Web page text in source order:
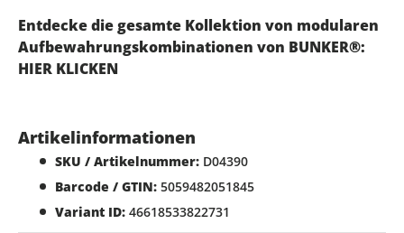
Entdecke die gesamte Kollektion von modularen
Aufbewahrungskombinationen von BUNKER®:
HIER KLICKEN
Artikelinformationen
SKU / Artikelnummer: D04390
Barcode / GTIN: 5059482051845
Variant ID: 46618533822731